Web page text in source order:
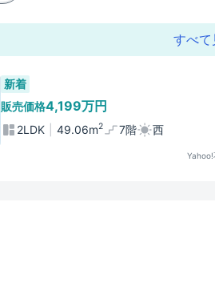
すべて
新着
販売価格4,199万円
2LDK 49.06m2 7階 西
Yahoo!